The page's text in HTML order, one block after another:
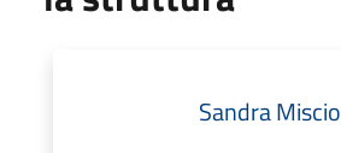
Sandra Miscio